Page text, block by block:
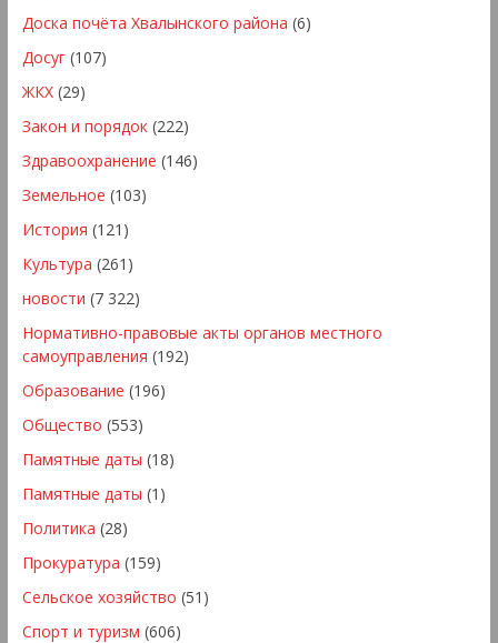
Доска почёта Хвалынского района (6)
Досуг(107)
ЖКХ(29)
Закон и порядок(222)
Здравоохранение (146)
Земельное (103)
История (121)
Культура (261)
новости (7 322)
Нормативно-правовые акты органов местного
самоуправления (192)
Образование (196)
Общество (553)
Памятные даты (18)
Памятные даты (1)
Политика (28)
Прокуратура (159)
Сельское хозяйство (51)
Спорт и туризм (606)